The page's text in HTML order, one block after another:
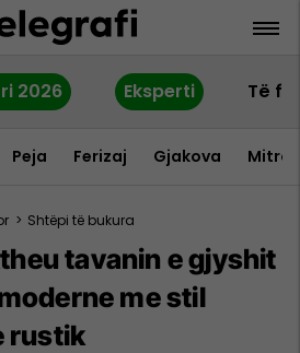
2026 Eksperti Të
Peja Ferizaj Gjakova
> Shtëpi të bukura
tavanin e gjyshit
me stil
rustik